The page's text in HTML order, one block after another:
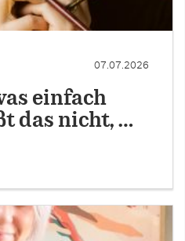
07.07.2026
einfach
das nicht, …